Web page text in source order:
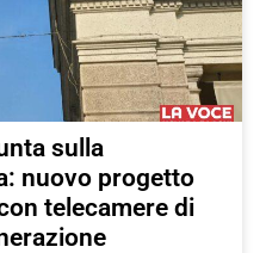
sulla
nuovo progetto
telecamere di